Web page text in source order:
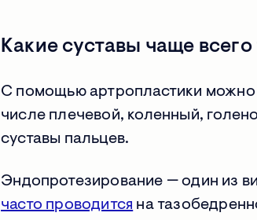
Какие суставы чаще
С помощью артропластики можно
числе плечевой, коленный,
суставы пальцев.
Эндопротезирование — один из
часто проводится на